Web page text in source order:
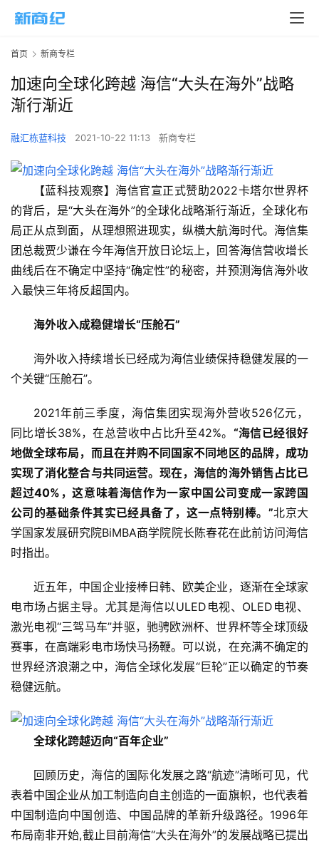
首页 新商专栏
加速向全球化跨越 海信“大头在海外”战略
渐行渐近
融汇栋蓝科技 2021-10-22 11:13 新商专栏
【蓝科技观察】海信官宣正式赞助2022卡塔尔世界杯
的背后，是“大头在海外”的全球化战略渐行渐近，全球化布
局正从点到面，从理想照进现实，纵横大航海时代。海信集
团总裁贾少谦在今年海信开放日论坛上，回答海信营收增长
曲线后在不确定中坚持“确定性”的秘密，并预测海信海外收
入最快三年将反超国内。
海外收入成稳健增长“压舱石”
海外收入持续增长已经成为海信业绩保持稳健发展的一
个关键“压舱石”。
2021年前三季度，海信集团实现海外营收526亿元，
同比增长38%，在总营收中占比升至42%。 “海信已经很好
地做全球布局，而且在并购不同国家不同地区的品牌，成功
实现了消化整合与共同运营。现在，海信的海外销售占比已
超过40%，这意味着海信作为一家中国公司变成一家跨国
公司的基础条件其实已经具备了，这一点特别棒。”北京大
学国家发展研究院BiMBA商学院院长陈春花在此前访问海信
时指出。
近五年，中国企业接棒日韩、欧美企业，逐渐在全球家
电市场占据主导。尤其是海信以ULED电视、OLED电视、
激光电视“三驾马车”并驱，驰骋欧洲杯、世界杯等全球顶级
赛事，在高端彩电市场快马扬鞭。可以说，在充满不确定的
世界经济浪潮之中，海信全球化发展“巨轮”正以确定的节奏
稳健远航。
全球化跨越迈向“百年企业”
回顾历史，海信的国际化发展之路“航迹”清晰可见，代
表着中国企业从加工制造向自主创造的一面旗帜，也代表着
中国制造向中国创造、中国品牌的革新升级路径。1996年
布局南非开始,截止目前海信“大头在海外”的发展战略已提出